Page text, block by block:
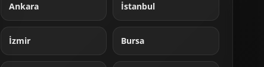
Ankara İstanbul
İzmir Bursa